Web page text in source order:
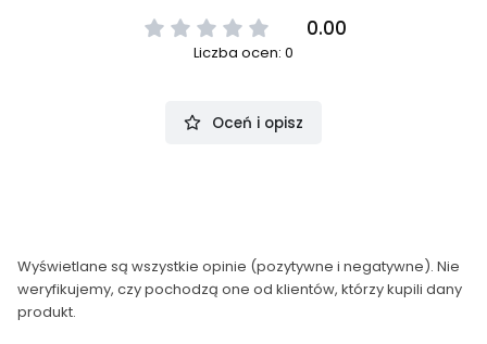
0.00
Liczba ocen: 0
Oceń i opisz
Wyświetlane są wszystkie opinie (pozytywne i negatywne). Nie
weryfikujemy, czy pochodzą one od klientów, którzy kupili dany
produkt.